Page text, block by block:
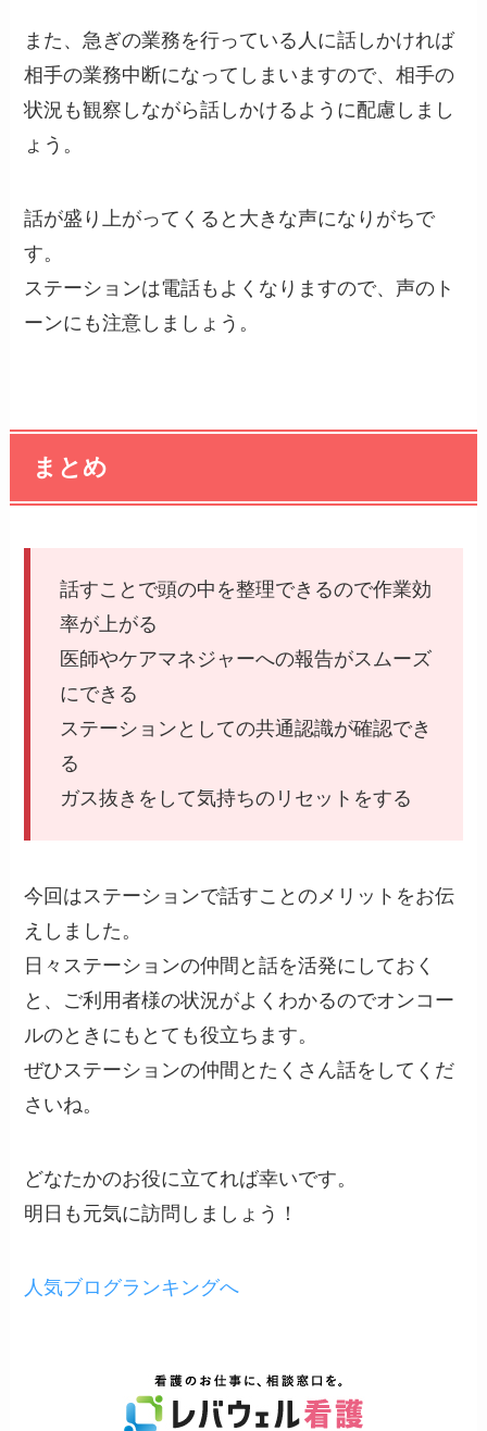
また、急ぎの業務を行っている人に話しかければ
相手の業務中断になってしまいますので、相手の
状況も観察しながら話しかける ように配慮しまし
ょう。
話が盛り上がってくると大きな声になりがちで
す。
ステーションは電話もよくなりますので、 声のト
ーンにも注意 しましょう。
まとめ
話すことで頭の中を整理できるので作業効
率が上がる
医師やケアマネジャーへの報告がスムーズ
にできる
ステーションとしての共通認識が確認でき
る
ガス抜きをして気持ちのリセットをする
今回はステーションで話すことのメリットをお伝
えしました。
日々ステーションの仲間と話を活発にしておく
と、ご利用者様の状況がよくわかるのでオンコー
ルのときにもとても役立ちます。
ぜひステーションの仲間とたくさん話をしてくだ
さいね。
どなたかのお役に立てれば幸いです。
明日も元気に訪問しましょう！
人気ブログランキングへ